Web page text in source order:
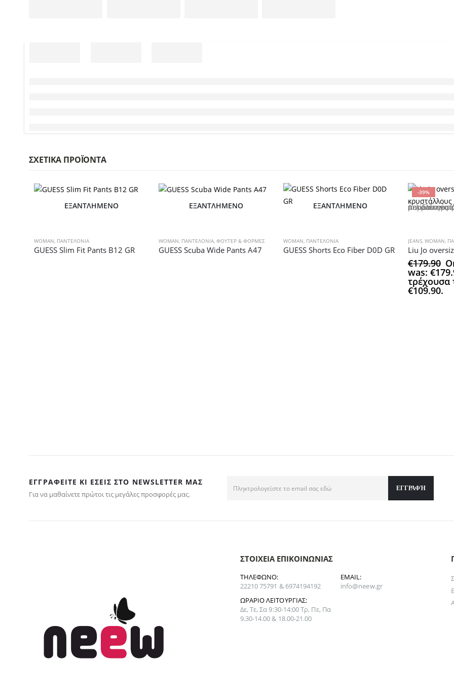
ΣΧΕΤΙΚΆ ΠΡΟΪΌΝΤΑ
ΕΞΑΝΤΛΗΜΈΝΟ
WOMAN, ΠΑΝΤΕΛΟΝΙΑ
GUESS Slim Fit Pants B12 GR
ΕΞΑΝΤΛΗΜΈΝΟ
WOMAN, ΠΑΝΤΕΛΟΝΙΑ,ΦΟΥΤΕΡ & ΦΟΡΜΕΣ
GUESS Scuba Wide Pants A47
ΕΞΑΝΤΛΗΜΈΝΟ
WOMAN, ΠΑΝΤΕΛΟΝΙΑ
GUESS Shorts Eco Fiber D0D GR
-39%
Αυτό το προϊόν έχει πολλαπλές παραλλαγές. Οι επιλογές
JEANS, WOMAN,
€179.90
was:
τρέχουσα
€109.90.
ΕΓΓΡΑΦΕΊΤΕ ΚΙ ΕΣΕΊΣ ΣΤΟ NEWSLETTER ΜΑΣ
Για να μαθαίνετε πρώτοι τις μεγάλες προσφορές μας.
ΣΤΟΙΧΕΊΑ ΕΠΙΚΟΙΝΩΝΊΑΣ
ΤΗΛΈΦΩΝΟ:
22210 75791 & 6974194192
EMAIL:
info@neew.gr
ΩΡΆΡΙΟ ΛΕΙΤΟΥΡΓΊΑΣ:
Δε, Τε, Σα 9:30-14:00 Τρ, Πε, Πα
9.30-14.00 & 18.00-21.00